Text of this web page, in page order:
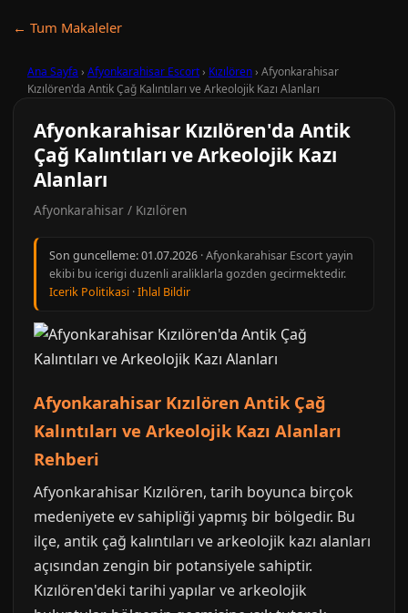
← Tum Makaleler
Ana Sayfa › Afyonkarahisar Escort› Kızılören› Afyonkarahisar
Kızılören'da Antik Çağ Kalıntıları ve Arkeolojik Kazı Alanları
Afyonkarahisar Kızılören'da Antik
Çağ Kalıntıları ve Arkeolojik Kazı
Alanları
Afyonkarahisar / Kızılören
Son guncelleme:01.07.2026 · Afyonkarahisar Escort yayin
ekibi bu icerigi duzenli araliklarla gozden gecirmektedir.
Icerik Politikasi ·Ihlal Bildir
Afyonkarahisar Kızılören Antik Çağ
Kalıntıları ve Arkeolojik Kazı Alanları
Rehberi
Afyonkarahisar Kızılören, tarih boyunca birçok
medeniyete ev sahipliği yapmış bir bölgedir. Bu
ilçe, antik çağ kalıntıları ve arkeolojik kazı alanları
açısından zengin bir potansiyele sahiptir.
Kızılören'deki tarihi yapılar ve arkeolojik